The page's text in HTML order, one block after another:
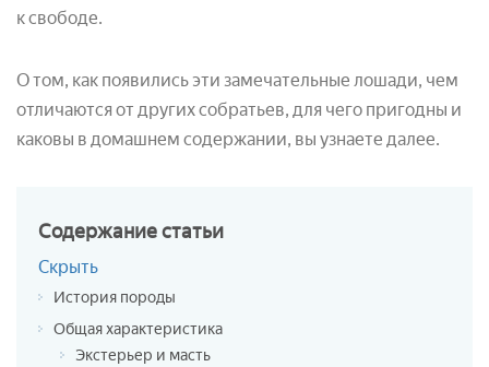
к свободе.
О том, как появились эти замечательные лошади, чем
отличаются от других собратьев, для чего пригодны и
каковы в домашнем содержании, вы узнаете далее.
Содержаниестатьи
Скрыть
История породы
Общая характеристика
Экстерьер и масть